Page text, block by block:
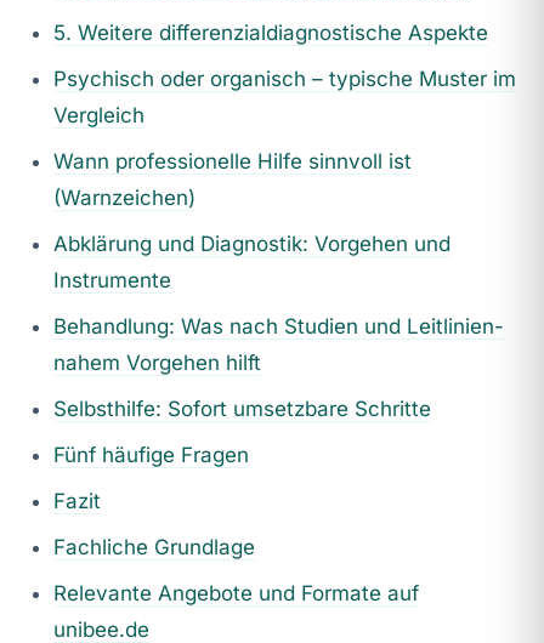
5. Weitere differenzialdiagnostische Aspekte
Psychisch oder organisch – typische Muster im
Vergleich
Wann professionelle Hilfe sinnvoll ist
(Warnzeichen)
Abklärung und Diagnostik: Vorgehen und
Instrumente
Behandlung: Was nach Studien und Leitlinien-
nahem Vorgehen hilft
Selbsthilfe: Sofort umsetzbare Schritte
Fünf häufige Fragen
Fazit
Fachliche Grundlage
Relevante Angebote und Formate auf
unibee.de